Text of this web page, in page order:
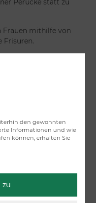
Perücke statt zu
Frauen mithilfe von
Frisuren.
den gewohnten
Informationen und wie
können, erhalten Sie
zu